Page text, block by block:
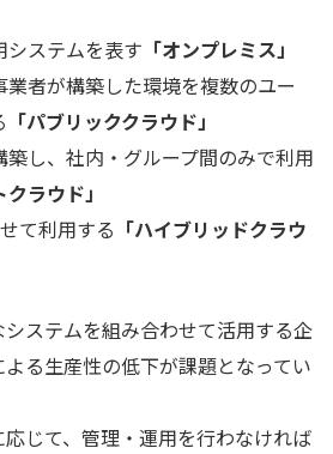
システムを表す 「オンプレミス」
業者が構築した環境を複数のユー
「パブリッククラウド」
築し、社内・グループ間のみで利用
ラウド」
て利用する 「ハイブリッドクラウ
ステムを組み合わせて活用する企
る生産性の低下が課題となってい
じて、管理・運用を行わなければ